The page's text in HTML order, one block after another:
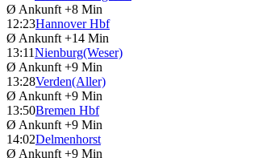
Ø Ankunft +8 Min
12:23Hannover Hbf
Ø Ankunft +14 Min
13:11Nienburg(Weser)
Ø Ankunft +9 Min
13:28Verden(Aller)
Ø Ankunft +9 Min
13:50Bremen Hbf
Ø Ankunft +9 Min
14:02Delmenhorst
Ø Ankunft +9 Min